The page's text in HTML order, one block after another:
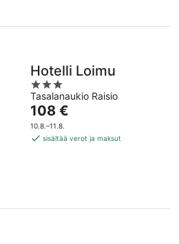
Hotelli Loimu
3
out
of
5
Tasalanaukio Raisio
Hinta
on
108 €
108 €
10.8.–11.8.
sisältää verot ja maksut